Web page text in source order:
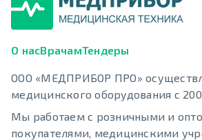
О насВрачамТендеры
ООО «МЕДПРИБОР ПРО»
медицинского оборудования с
Мы работаем с розничными и
покупателями, медицинскими